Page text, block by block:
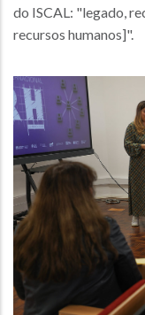
do ISCAL: "legado,
recursos humanos]".